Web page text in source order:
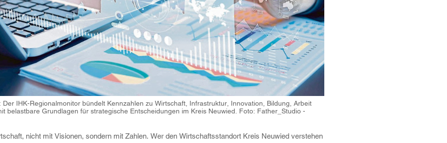
IHK-Regionalmonitor bündelt Kennzahlen zu Wirtschaft, Infrastruktur, Innovation, Bildung, Arbeit
belastbare Grundlagen für strategische Entscheidungen im Kreis Neuwied. Foto: Father_Studio -
nicht mit Visionen, sondern mit Zahlen. Wer den Wirtschaftsstandort Kreis Neuwied verstehen